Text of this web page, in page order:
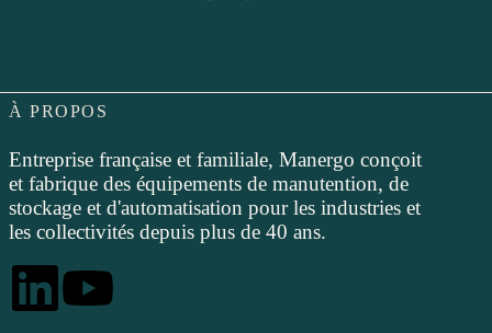
À PROPOS
Entreprise française et familiale, Manergo conçoit
et fabrique des équipements de manutention, de
stockage et d'automatisation pour les industries et
les collectivités depuis plus de 40 ans.